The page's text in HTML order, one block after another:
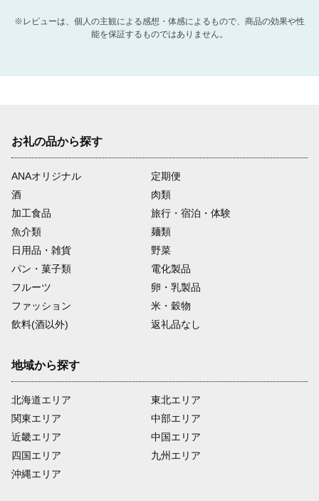
※レビューは、個人の主観による感想・体感によるもので、商品の効果や性
能を保証するものではありません。
お礼の品から探す
ANAオリジナル
定期便
酒
肉類
加工食品
旅行・宿泊・体験
魚介類
麺類
日用品・雑貨
野菜
パン・菓子類
電化製品
フルーツ
卵・乳製品
ファッション
米・穀物
飲料(酒以外)
返礼品なし
地域から探す
北海道エリア
関東エリア
近畿エリア
四国エリア
沖縄エリア
東北エリア
中部エリア
中国エリア
九州エリア